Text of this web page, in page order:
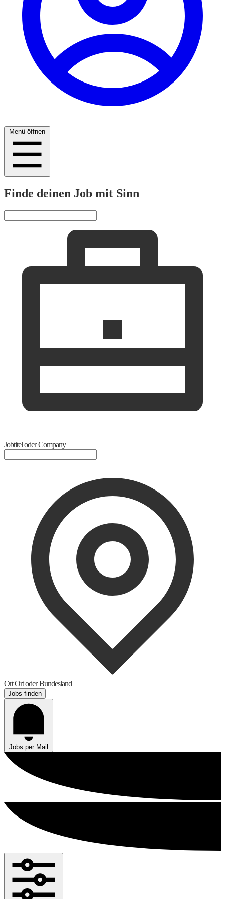
Menü öffnen
Finde deinen Job mit Sinn
Jobtitel oder Company
OrtOrt oder Bundesland
Jobs finden
Jobs per Mail